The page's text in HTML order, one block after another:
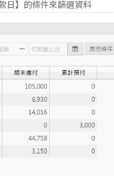
日】的條件來篩選資料